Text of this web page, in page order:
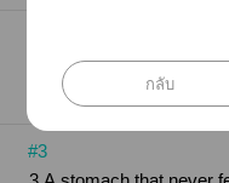
2 Pray Before Meals
12 ก.พ. 67 15:27 1
#3
กลับ